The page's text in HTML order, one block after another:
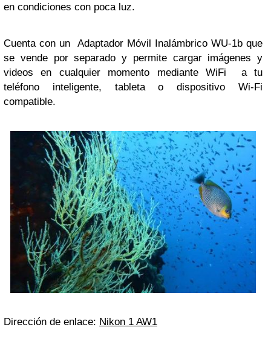
en condiciones con poca luz.
Cuenta con un Adaptador Móvil Inalámbrico WU-1b que
se vende por separado y permite cargar imágenes y
videos en cualquier momento mediante WiFi a tu
teléfono inteligente, tableta o dispositivo Wi-Fi
compatible.
Dirección de enlace: Nikon 1 AW1